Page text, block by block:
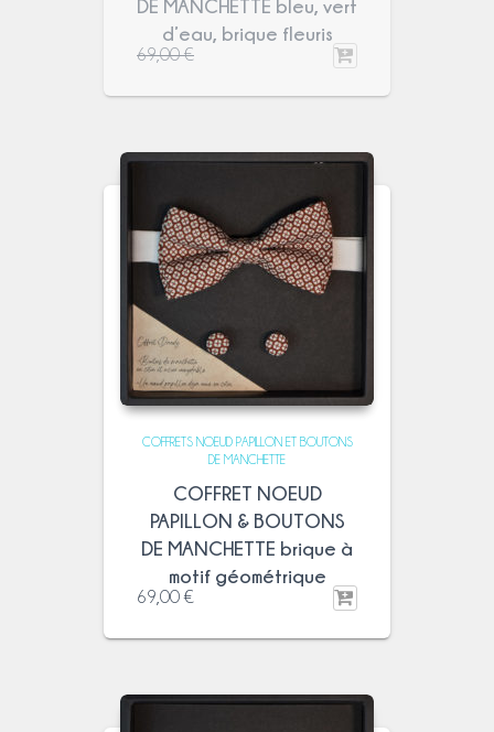
DE MANCHETTE bleu, vert
d’eau, brique fleuris
69,00€
COFFRETS NOEUD PAPILLON ET BOUTONS
DE MANCHETTE
COFFRET NOEUD
PAPILLON & BOUTONS
DE MANCHETTE brique à
motif géométrique
69,00€